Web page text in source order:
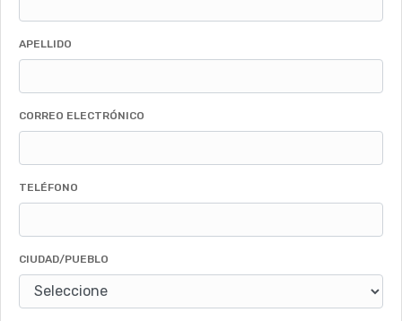
APELLIDO
CORREO ELECTRÓNICO
TELÉFONO
CIUDAD/PUEBLO